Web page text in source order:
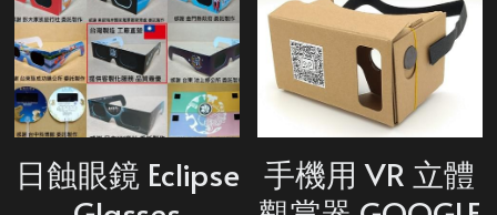
日蝕眼鏡 Eclipse
手機用 VR 立體